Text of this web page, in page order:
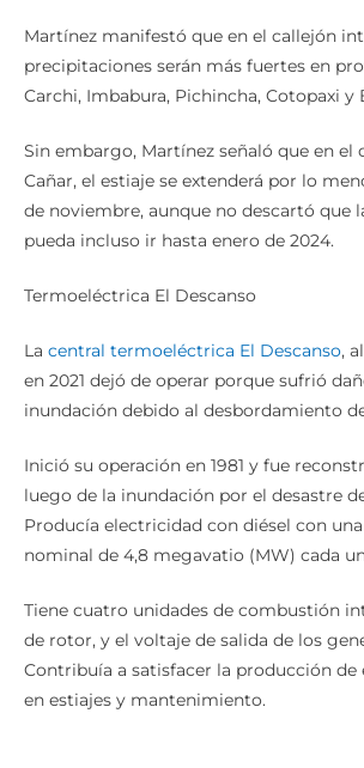
Martínez manifestó que en el callejón
precipitaciones serán más fuertes en
Sin embargo, Martínez señaló que en el
Cañar, el estiaje se extenderá por lo
de noviembre, aunque no descartó que
La central termoeléctrica El Descanso,
en 2021 dejó de operar porque sufrió
Inició su operación en 1981 y fue
luego de la inundación por el desastre de
Producía electricidad con diésel con una
Tiene cuatro unidades de combustión
de rotor, y el voltaje de salida de los
Contribuía a satisfacer la producción de